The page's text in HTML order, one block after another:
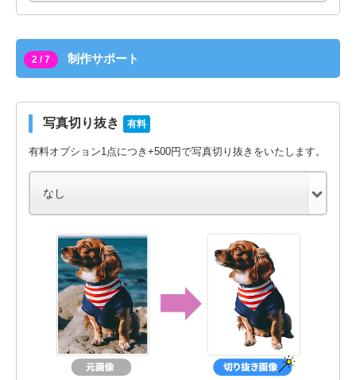
2 / 7 制作サポート
写真切り抜き 有料
有料オプション1点につき+500円で写真切り抜きをいたします。